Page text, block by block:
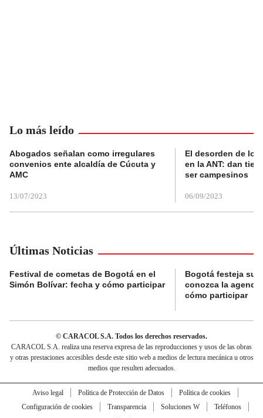
Lo más leído
Abogados señalan como irregulares
convenios ente alcaldía de Cúcuta y
AMC
13/07/2023
El desorden de
en la ANT: dan
ser campesinos
06/09/2023
Últimas Noticias
Festival de cometas de Bogotá en el
Simón Bolívar: fecha y cómo participar
Bogotá festeja su
conozca la
cómo participar
© CARACOL S.A. Todos los derechos reservados.
CARACOL S.A. realiza una reserva expresa de las reproducciones y usos de las obras
y otras prestaciones accesibles desde este sitio web a medios de lectura mecánica u otros
medios que resulten adecuados.
Aviso legal Política de Protección de Datos
Política de cookies
Configuración de cookies
Transparencia Soluciones W
Teléfonos